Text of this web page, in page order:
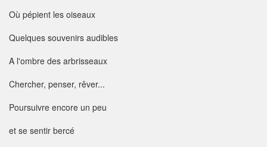
Où pépient les oiseaux
Quelques souvenirs audibles
A l'ombre des arbrisseaux
Chercher, penser, rêver...
Poursuivre encore un peu
et se sentir bercé